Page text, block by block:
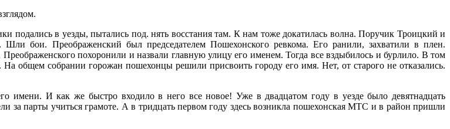
подались в уезды, пытались под. нять восстания там. К нам тоже докатилась волна. Поручик Троицкий и
бои. Преображенский был председателем Пошехонского ревкома. Его ранили, захватили в плен.
похоронили и назвали главную улицу его именем. Тогда все вздыбилось и бурлило. В том
общем собрании горожан пошехонцы решили присвоить городу его имя. Нет, от старого не отказались.
имени. И как же быстро входило в него все новое! Уже в двадцатом году в уезде было девятнадцать
за парты учиться грамоте. А в тридцать первом году здесь возникла пошехонская МТС и в район пришли